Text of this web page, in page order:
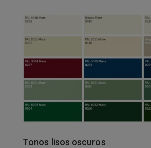
Tonos lisos oscuros